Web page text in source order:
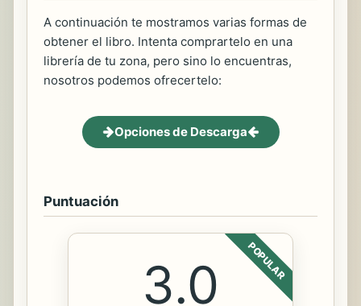
A continuación te mostramos varias formas de
obtener el libro. Intenta comprartelo en una
librería de tu zona, pero sino lo encuentras,
nosotros podemos ofrecertelo:
Opciones de Descarga
Puntuación
POPULAR
3.0